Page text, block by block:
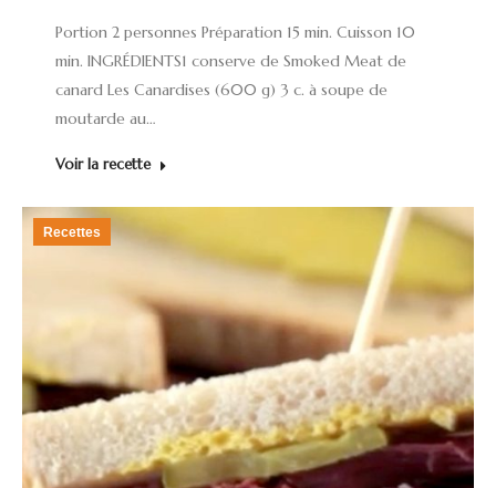
Portion 2 personnes Préparation 15 min. Cuisson 10
min. INGRÉDIENTS1 conserve de Smoked Meat de
canard Les Canardises (600 g) 3 c. à soupe de
moutarde au…
Voir la recette
Recettes